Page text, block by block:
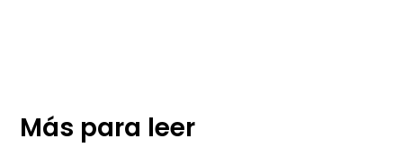
Más para leer